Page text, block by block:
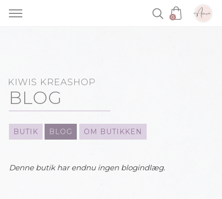
0
KIWIS KREASHOP
BLOG
BUTIK BLOG OM BUTIKKEN
Denne butik har endnu ingen blogindlæg.